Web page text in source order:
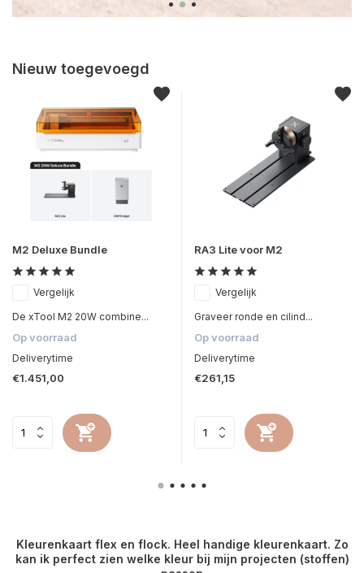
Nieuw toegevoegd
M2 Deluxe Bundle
Vergelijk
De xTool M2 20W combine...
Op voorraad
Deliverytime
€1.451,00
RA3 Lite voor M2
Vergelijk
Graveer ronde en cilind...
Op voorraad
Deliverytime
€261,15
Kleurenkaart flex en flock. Heel handige kleurenkaart. Zo
kan ik perfect zien welke kleur bij mijn projecten (stoffen)